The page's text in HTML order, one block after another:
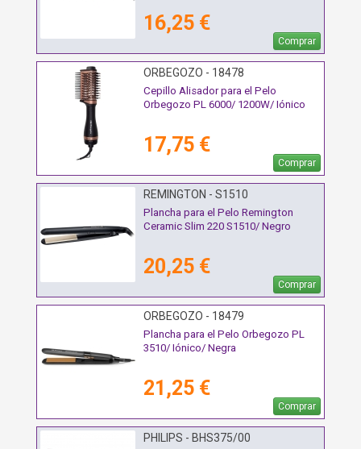
16,25 €
Comprar
ORBEGOZO - 18478
Cepillo Alisador para el Pelo
Orbegozo PL 6000/ 1200W/ Iónico
17,75 €
Comprar
REMINGTON - S1510
Plancha para el Pelo Remington
Ceramic Slim 220 S1510/ Negro
20,25 €
Comprar
ORBEGOZO - 18479
Plancha para el Pelo Orbegozo PL
3510/ Iónico/ Negra
21,25 €
Comprar
PHILIPS - BHS375/00